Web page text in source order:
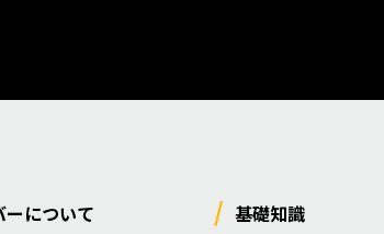
ーについて 基礎知識